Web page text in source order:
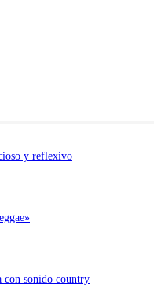
y reflexivo
con sonido country